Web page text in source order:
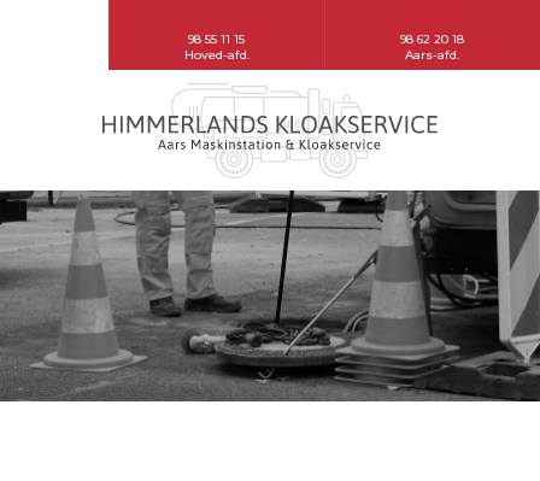
98 55 11 15
Hoved-afd.
98 62 20 18
​Aars-afd.